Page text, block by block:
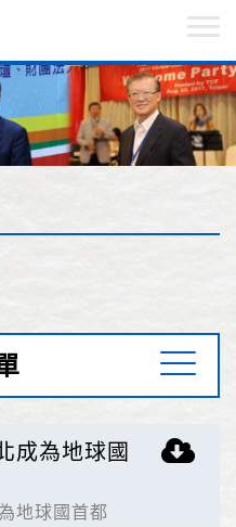
成為地球國
地球國首都